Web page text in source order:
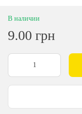
В наличии
9.00 грн